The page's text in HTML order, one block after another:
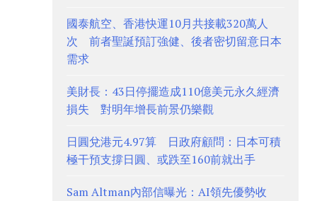
國泰航空、香港快運10月共接載320萬人
次 前者聖誕預訂強健、後者密切留意日本
需求
美財長：43日停擺造成110億美元永久經濟
損失 對明年增長前景仍樂觀
日圓兌港元4.97算 日政府顧問：日本可積
極干預支撐日圓、或跌至160前就出手
Sam Altman內部信曝光：AI領先優勢收